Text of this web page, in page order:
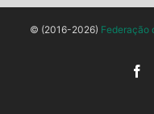
© (2016-2026) Federação